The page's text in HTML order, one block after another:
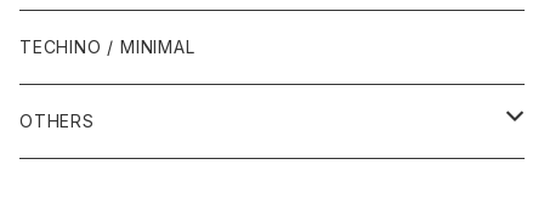
1995年
1996年
2005年
1999年
2005年
2001年
1986年
1990年
1991年
2000年代
2000年
1988年・以前
1989年
1990年代
1990年
2000年代
1980年代
1990年代
TECHINO / MINIMAL
OTHERS